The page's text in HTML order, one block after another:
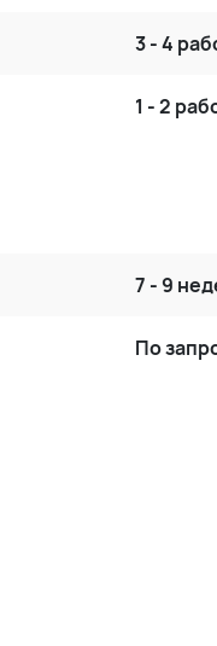
3 - 4
1 - 2
7 - 9
По